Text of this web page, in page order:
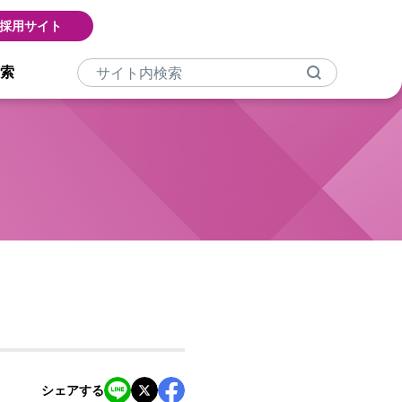
採用サイト
シェアする